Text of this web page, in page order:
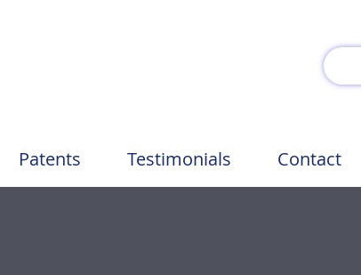
Patents Testimonials Contact